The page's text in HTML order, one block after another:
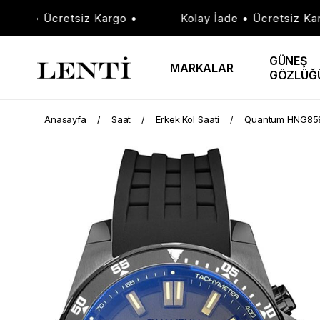
• Ücretsiz Kargo • Kolay İade • Ücretsiz Kargo
MARKALAR
GÜNEŞ
Anasayfa Saat Erkek Kol Saati Quantum